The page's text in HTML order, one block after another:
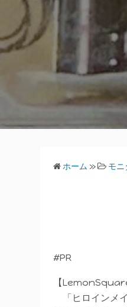
ホーム » モニ
#PR
【
「ヒロインメ